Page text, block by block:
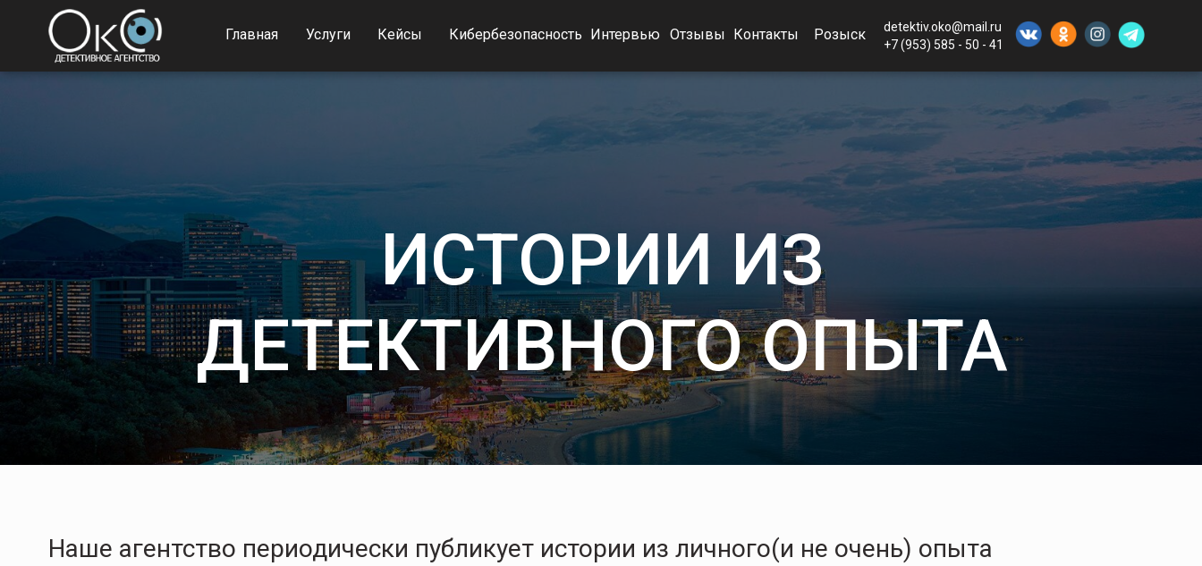
Главная Услуги Кейсы Кибербезопасность Интервью Отзывы Контакты Розыск
detektiv.oko@mail.ru
+7 (953) 585 - 50 - 41
ИСТОРИИ ИЗ
ДЕТЕКТИВНОГО ОПЫТА
Наше агентство периодически публикует истории из личного(и не очень) опыта